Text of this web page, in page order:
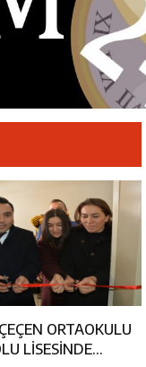
Toplantısı
Etti
ORTAOKULU
LİSESİNDE